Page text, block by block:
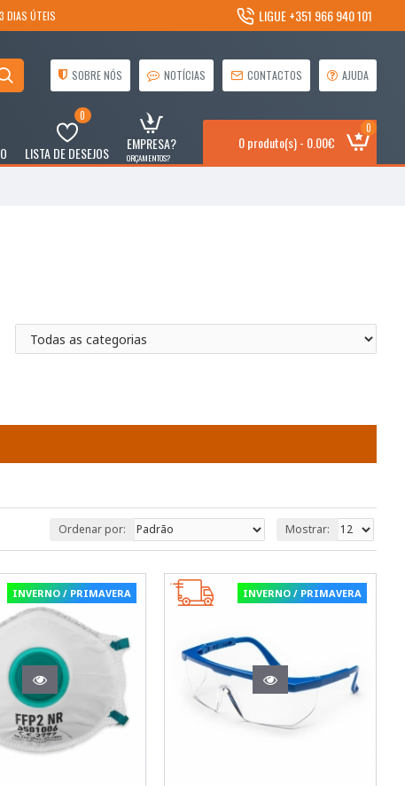
DIAS ÚTEIS LIGUE +351 966 940 101
SOBRE NÓS NOTÍCIAS CONTACTOS AJUDA
LISTA DE DESEJOS
0
EMPRESA?
ORÇAMENTOS?
0 produto(s) - 0.00€
0
Ordenar por: Mostrar:
INVERNO / PRIMAVERA INVERNO / PRIMAVERA